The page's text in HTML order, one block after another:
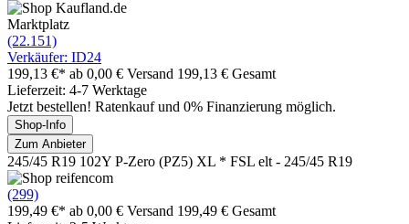
Marktplatz
(22.151)
Verkäufer: ID24
199,13 €* ab 0,00 € Versand 199,13 € Gesamt
Lieferzeit: 4-7 Werktage
Jetzt bestellen! Ratenkauf und 0% Finanzierung möglich.
Shop-Info
Zum Anbieter
245/45 R19 102Y P-Zero (PZ5) XL * FSL elt - 245/45 R19
(299)
199,49 €* ab 0,00 € Versand 199,49 € Gesamt